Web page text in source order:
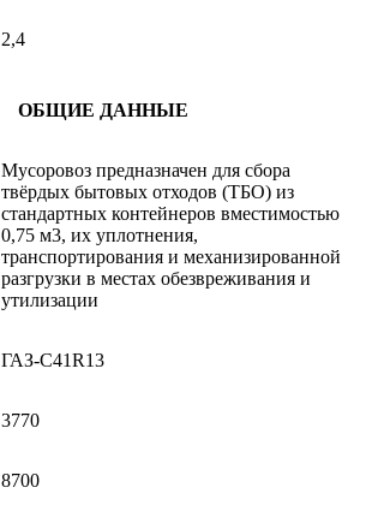
2,4
ОБЩИЕ ДАННЫЕ
Мусоровоз предназначен для сбора
твёрдых бытовых отходов (ТБО) из
стандартных контейнеров вместимостью
0,75 м3, их уплотнения,
транспортирования и механизированной
разгрузки в местах обезвреживания и
утилизации
ГАЗ-С41R13
3770
8700